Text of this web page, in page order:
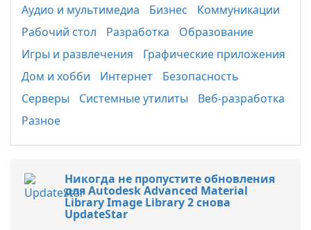
Аудио и мультимедиа Бизнес
Коммуникации
Рабочий стол
Разработка
Образование
Игры и развлечения
Графические приложения
Дом и хобби
Интернет
Безопасность
Серверы
Системные утилиты
Веб-разработка
Разное
Никогда не пропустите обновления
для Autodesk Advanced Material
Library Image Library 2 снова
UpdateStar